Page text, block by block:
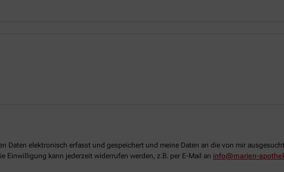
Daten elektronisch erfasst und gespeichert und meine Daten an die von mir
Einwilligung kann jederzeit widerrufen werden, z.B. per E-Mail an info@marien-